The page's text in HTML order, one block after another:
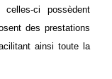
ci possèdent
des prestations
ainsi toute la